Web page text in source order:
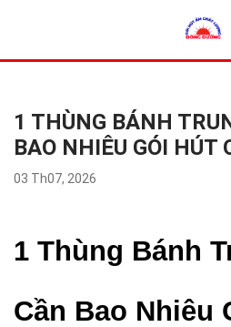
1 THÙNG BÁNH
BAO NHIÊU GÓI HÚT
03 Th07, 2026
1 Thùng Bánh
Cần Bao Nhiêu